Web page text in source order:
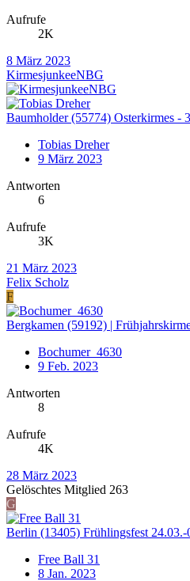
Aufrufe
2K
8 März 2023
KirmesjunkeeNBG
Baumholder (55774) Osterkirmes -
Tobias Dreher
9 März 2023
Antworten
6
Aufrufe
3K
21 März 2023
Felix Scholz
F
Bergkamen (59192) |
Bochumer_4630
9 Feb. 2023
Antworten
8
Aufrufe
4K
28 März 2023
Gelöschtes Mitglied 263
G
Berlin (13405) Frühlingsfest 24.03.-
Free Ball 31
8 Jan. 2023